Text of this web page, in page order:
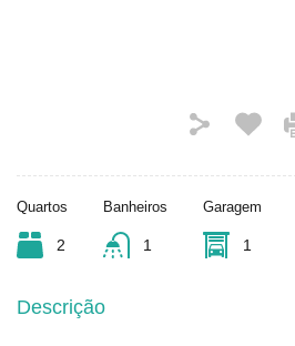
Quartos
2
Banheiros
1
Garagem
1
Descrição